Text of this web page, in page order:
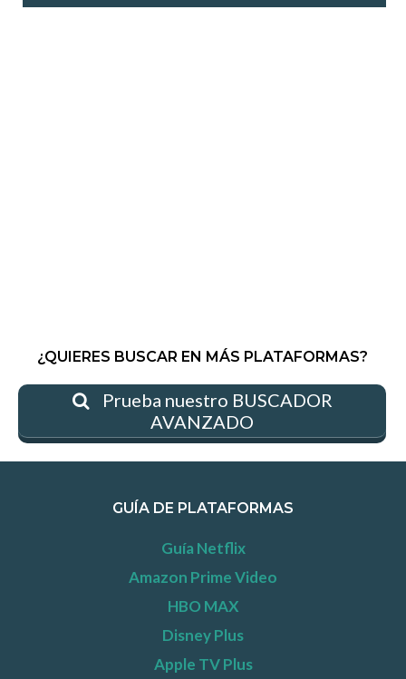
¿QUIERES BUSCAR EN MÁS PLATAFORMAS?
Prueba nuestro BUSCADOR
AVANZADO
GUÍA DE PLATAFORMAS
Guía Netflix
Amazon Prime Video
HBO MAX
Disney Plus
Apple TV Plus